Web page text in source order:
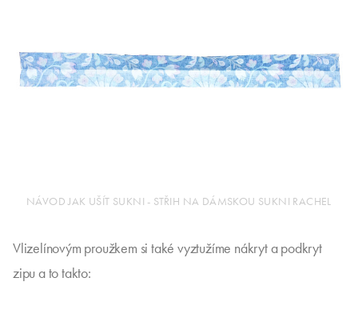
NÁVOD JAK UŠÍT SUKNI - STŘIH NA DÁMSKOU SUKNI RACHEL
Vlizelínovým proužkem si také vyztužíme nákryt a podkryt
zipu a to takto: